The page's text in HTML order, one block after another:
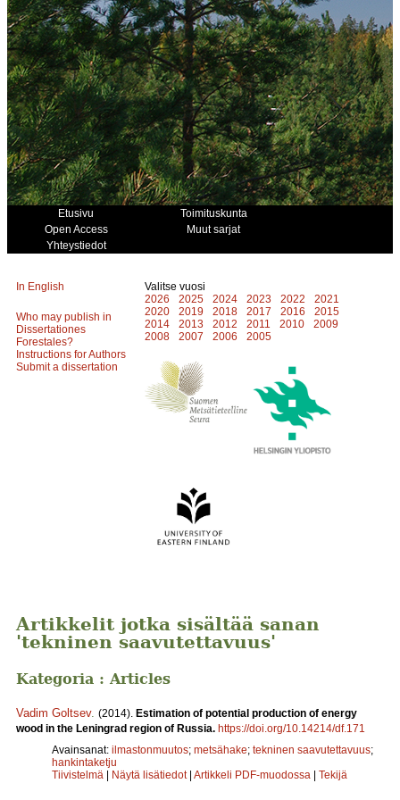
Etusivu
Toimituskunta
Open Access
Muut sarjat
Yhteystiedot
In English
Who may publish in
Dissertationes
Forestales?
Instructions for Authors
Submit a dissertation
Valitse vuosi
2026
2025 2024 2023 2022
2021
2020
2019 2018 2017 2016
2015
2014
2013 2012 2011 2010
2009
2008
2007 2006 2005
Artikkelit jotka sisältää sanan
'tekninen saavutettavuus'
Kategoria : Articles
Vadim Goltsev. (2014). Estimation of potential production of energy
wood in the Leningrad region of Russia. https://doi.org/10.14214/df.171
Avainsanat: ilmastonmuutos; metsähake; tekninen saavutettavuus;
hankintaketju
Tiivistelmä | Näytä lisätiedot | Artikkeli PDF-muodossa | Tekijä